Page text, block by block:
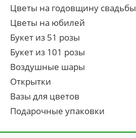
Цветы на годовщину свадьбы
Цветы на юбилей
Букет из 51 розы
Букет из 101 розы
Воздушные шары
Открытки
Вазы для цветов
Подарочные упаковки